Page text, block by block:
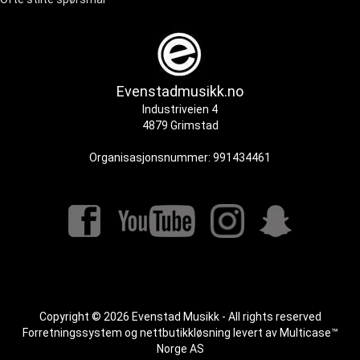
Evenstadmusikk.no
Industriveien 4
4879 Grimstad
Organisasjonsnummer: 991434461
Copyright © 2026 Evenstad Musikk - All rights reserved
Forretningssystem og nettbutikkløsning levert av Multicase™
Norge AS